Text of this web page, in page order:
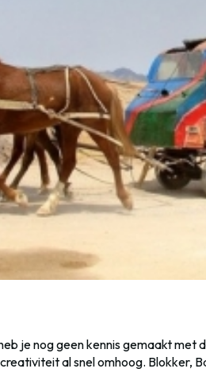
je nog geen kennis gemaakt met
al snel omhoog. Blokker,